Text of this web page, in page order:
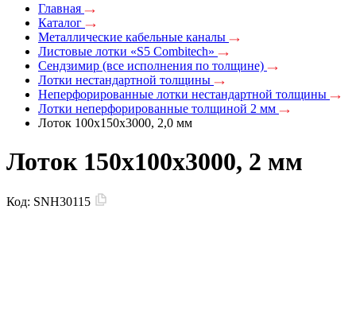
Главная
Каталог
Металлические кабельные каналы
Листовые лотки «S5 Combitech»
Сендзимир (все исполнения по толщине)
Лотки нестандартной толщины
Неперфорированные лотки нестандартной толщины
Лотки неперфорированные толщиной 2 мм
Лоток 100х150х3000, 2,0 мм
Лоток 150x100х3000, 2 мм
Код: SNH30115